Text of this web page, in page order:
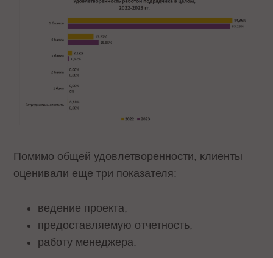
Помимо общей удовлетворенности, клиенты
оценивали еще три показателя:
ведение проекта,
предоставляемую отчетность,
работу менеджера.